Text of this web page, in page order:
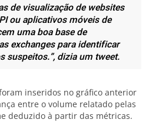
de visualização de websites
ou aplicativos móveis de
uma boa base de
exchanges para identificar
suspeitos.”, dizia um tweet.
inseridos no gráfico anterior
entre o volume relatado pelas
deduzido à partir das métricas.